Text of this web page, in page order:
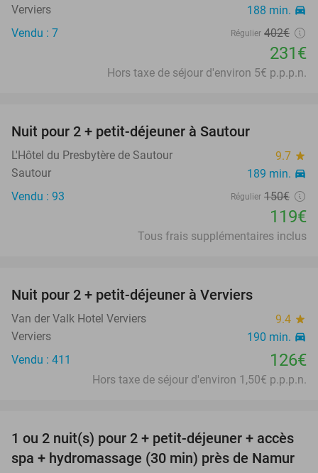
Verviers
188 min. directions_car
Vendu : 7 Régulier 402€
231€
Hors taxe de séjour d'environ 5€ p.p.p.n.
Nuit pour 2 + petit-déjeuner à Sautour
L'Hôtel du Presbytère de Sautour 9.7 star
Sautour 189 min. directions_car
Vendu : 93 Régulier 150€
119€
Tous frais supplémentaires inclus
Nuit pour 2 + petit-déjeuner à Verviers
Van der Valk Hotel Verviers 9.4 star
Verviers 190 min. directions_car
Vendu : 411 126€
Hors taxe de séjour d'environ 1,50€ p.p.p.n.
30%
1 ou 2 nuit(s) pour 2 + petit-déjeuner + accès
spa + hydromassage (30 min) près de Namur